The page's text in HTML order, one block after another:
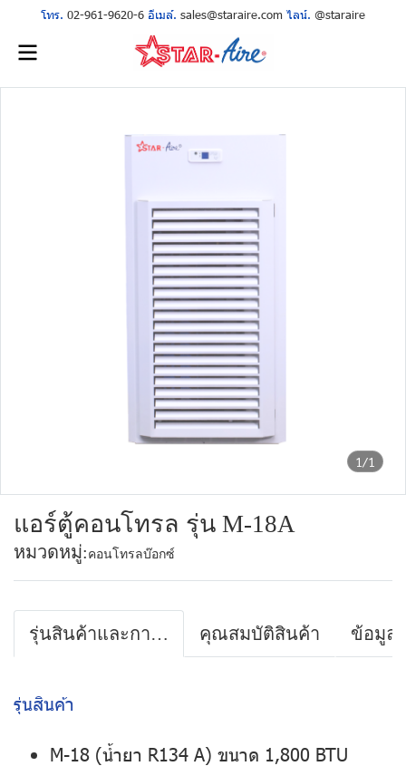
โทร. 02-961-9620-6 อีเมล์. sales@staraire.com ไลน์. @staraire
1/1
แอร์ตู้คอนโทรล รุ่น M-18A
หมวดหมู่: คอนโทรลบ๊อกซ์
รุ่นสินค้าและการรับประกันสินค้า คุณสมบัติสินค้า ข้อมูล
รุ่นสินค้า
M-18 (น้ำยา R134 A) ขนาด 1,800 BTU